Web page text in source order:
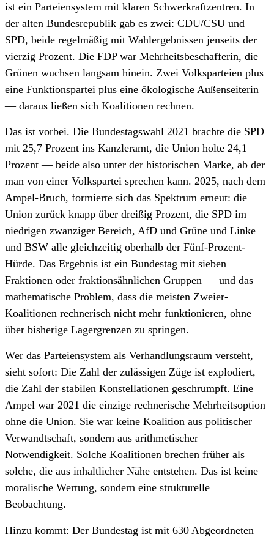
ist ein Parteiensystem mit klaren Schwerkraftzentren. In
der alten Bundesrepublik gab es zwei: CDU/CSU und
SPD, beide regelmäßig mit Wahlergebnissen jenseits der
vierzig Prozent. Die FDP war Mehrheitsbeschafferin, die
Grünen wuchsen langsam hinein. Zwei Volksparteien plus
eine Funktionspartei plus eine ökologische Außenseiterin
— daraus ließen sich Koalitionen rechnen.
Das ist vorbei. Die Bundestagswahl 2021 brachte die SPD
mit 25,7 Prozent ins Kanzleramt, die Union holte 24,1
Prozent — beide also unter der historischen Marke, ab der
man von einer Volkspartei sprechen kann. 2025, nach dem
Ampel-Bruch, formierte sich das Spektrum erneut: die
Union zurück knapp über dreißig Prozent, die SPD im
niedrigen zwanziger Bereich, AfD und Grüne und Linke
und BSW alle gleichzeitig oberhalb der Fünf-Prozent-
Hürde. Das Ergebnis ist ein Bundestag mit sieben
Fraktionen oder fraktionsähnlichen Gruppen — und das
mathematische Problem, dass die meisten Zweier-
Koalitionen rechnerisch nicht mehr funktionieren, ohne
über bisherige Lagergrenzen zu springen.
Wer das Parteiensystem als Verhandlungsraum versteht,
sieht sofort: Die Zahl der zulässigen Züge ist explodiert,
die Zahl der stabilen Konstellationen geschrumpft. Eine
Ampel war 2021 die einzige rechnerische Mehrheitsoption
ohne die Union. Sie war keine Koalition aus politischer
Verwandtschaft, sondern aus arithmetischer
Notwendigkeit. Solche Koalitionen brechen früher als
solche, die aus inhaltlicher Nähe entstehen. Das ist keine
moralische Wertung, sondern eine strukturelle
Beobachtung.
Hinzu kommt: Der Bundestag ist mit 630 Abgeordneten